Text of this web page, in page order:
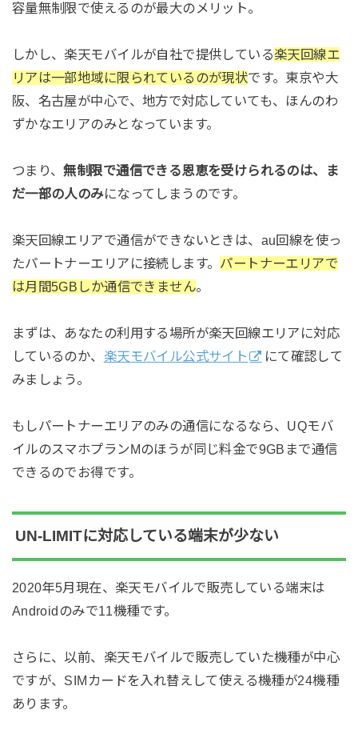
容量無制限で使えるのが最大のメリット。
しかし、楽天モバイルが自社で提供している楽天回線エ
リアは一部地域に限られているのが現状です。東京や大
阪、名古屋が中心で、地方で対応していても、ほんのわ
ずかなエリアのみとなっています。
つまり、無制限で通信できる恩恵を受けられるのは、ま
だ一部の人のみになってしまうのです。
楽天回線エリアで通信ができないときは、au回線を使っ
たパートナーエリアに接続します。 パートナーエリアで
は月間5GBしか通信できません。
まずは、あなたの利用する場所が楽天回線エリアに対応
しているのか、 楽天モバイル公式サイト
にて確認して
みましょう。
もしパートナーエリアのみの通信になるなら、UQモバ
イルのスマホプランMのほうが同じ料金で9GBまで通信
できるのでお得です。
UN-LIMITに対応している端末が少ない
2020年5月現在、楽天モバイルで販売している端末は
Androidのみで11機種です。
さらに、以前、楽天モバイルで販売していた機種が中心
ですが、SIMカードを入れ替えして使える機種が24機種
あります。